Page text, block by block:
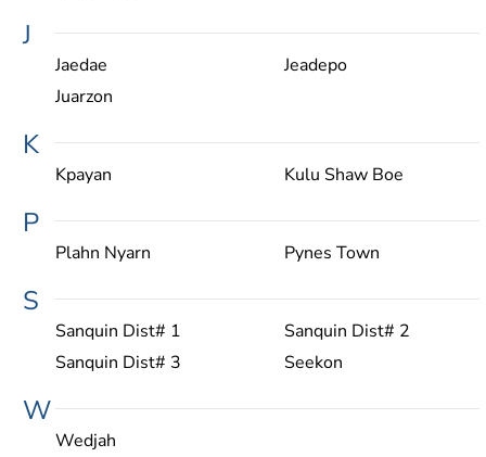
J
Jaedae
Jeadepo
Juarzon
K
Kpayan Kulu Shaw Boe
P
Plahn Nyarn Pynes Town
S
Sanquin Dist# 1
Sanquin Dist# 2
Sanquin Dist# 3
Seekon
W
Wedjah